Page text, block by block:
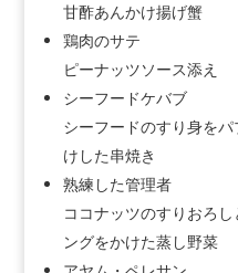
甘酢あんかけ揚げ蟹
鶏肉のサテ
ピーナッツソース添え
シーフードケバブ
シーフードのすり身を
けした串焼き
熟練した管理者
ココナッツのすりおろ
ングをかけた蒸し野菜